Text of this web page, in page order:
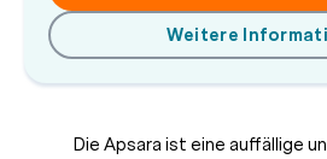
Weitere
Die Apsara ist eine auffällige